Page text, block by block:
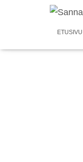
ETUSIVU